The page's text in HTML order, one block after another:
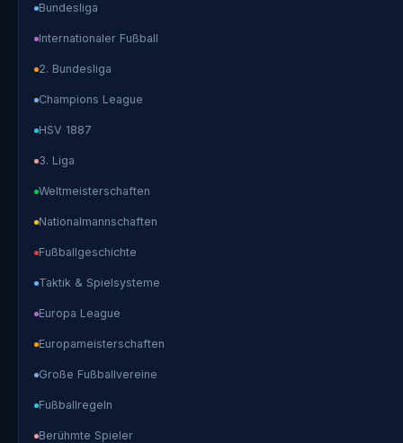
Bundesliga
Internationaler Fußball
2. Bundesliga
Champions League
HSV 1887
3. Liga
Weltmeisterschaften
Nationalmannschaften
Fußballgeschichte
Taktik & Spielsysteme
Europa League
Europameisterschaften
Große Fußballvereine
Fußballregeln
Berühmte Spieler